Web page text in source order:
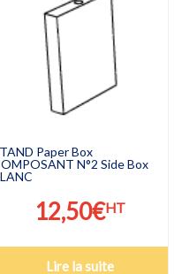
Paper Box
N°2 Side Box
12,50€HT
Lire la suite